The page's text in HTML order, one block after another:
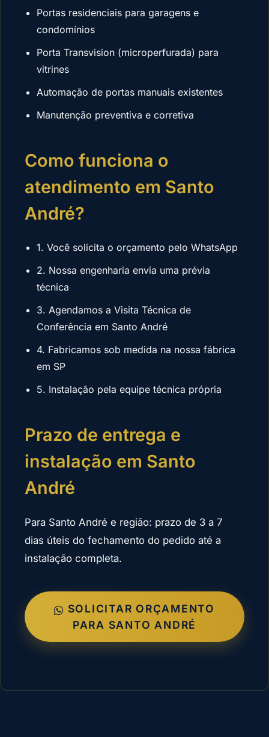
Portas residenciais para garagens e
condomínios
Porta Transvision (microperfurada) para
vitrines
Automação de portas manuais existentes
Manutenção preventiva e corretiva
Como funciona o
atendimento em Santo
André?
1. Você solicita o orçamento pelo WhatsApp
2. Nossa engenharia envia uma prévia
técnica
3. Agendamos a Visita Técnica de
Conferência em Santo André
4. Fabricamos sob medida na nossa fábrica
em SP
5. Instalação pela equipe técnica própria
Prazo de entrega e
instalação em Santo
André
Para Santo André e região: prazo de 3 a 7
dias úteis do fechamento do pedido até a
instalação completa.
SOLICITAR ORÇAMENTO
PARA SANTO ANDRÉ